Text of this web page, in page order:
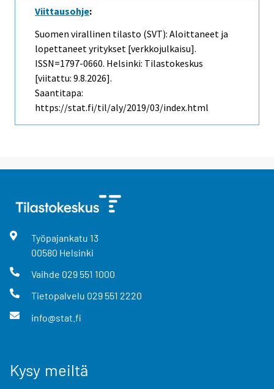
Viittausohje:
Suomen virallinen tilasto (SVT): Aloittaneet ja
lopettaneet yritykset [verkkojulkaisu].
ISSN=1797-0660. Helsinki: Tilastokeskus
[viitattu: 9.8.2026].
Saantitapa:
https://stat.fi/til/aly/2019/03/index.html
Työpajankatu 13
00580 Helsinki
Vaihde 029 551 1000
Tietopalvelu 029 551 2220
info@stat.fi
Kysy meiltä